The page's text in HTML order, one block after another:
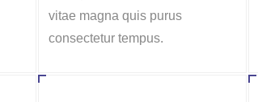
vitae magna quis purus
consectetur tempus.